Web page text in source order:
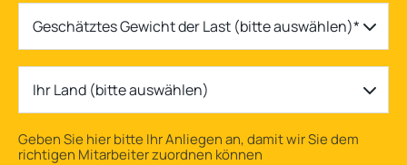
Geschätztes Gewicht der Last (bitte auswählen)*
Ihr Land (bitte auswählen)
Geben Sie hier bitte Ihr Anliegen an, damit wir Sie dem
richtigen Mitarbeiter zuordnen können